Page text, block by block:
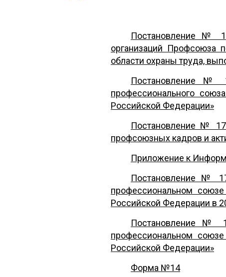
Постановление №
организаций Профсоюза
области охраны труда,
Постановление №
профессионального
Российской Федерации»
Постановление №
профсоюзных кадров и
Приложение к
Постановление № 1
профессиональном
Российской Федерации в
Постановление №
профессиональном
Российской Федерации»
Форма №14